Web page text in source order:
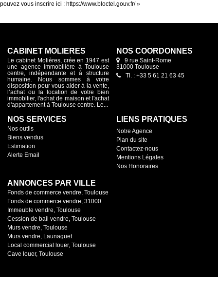
pouvez vous inscrire ici : https://www.bloctel.gouv.fr/»
CABINET MOLIÈRES
Le cabinet Molières, crée en 1947 est
une agence immobilière à Toulouse
centre, indépendante et à structure
humaine. Nous sommes à votre
disposition pour vous aider à la vente,
l’achat ou la location de votre bien
immobilier, l'achat de maison et l'achat
d'appartement à Toulouse centre. Le...
NOS COORDONNES
9 rue Saint-Rome
31000 Toulouse
Tl. : +33 5 61 21 63 45
NOS SERVICES
Nos outils
Biens vendus
Estimation
Alerte Email
LIENS PRATIQUES
Notre Agence
Plan du site
Contactez-nous
Mentions Légales
Nos Honoraires
ANNONCES PAR VILLE
Fonds de commerce vendre, Toulouse
Fonds de commerce vendre, 31000
Immeuble vendre, Toulouse
Cession de bail vendre, Toulouse
Murs vendre, Toulouse
Murs vendre, Launaguet
Local commercial louer, Toulouse
Cave louer, Toulouse